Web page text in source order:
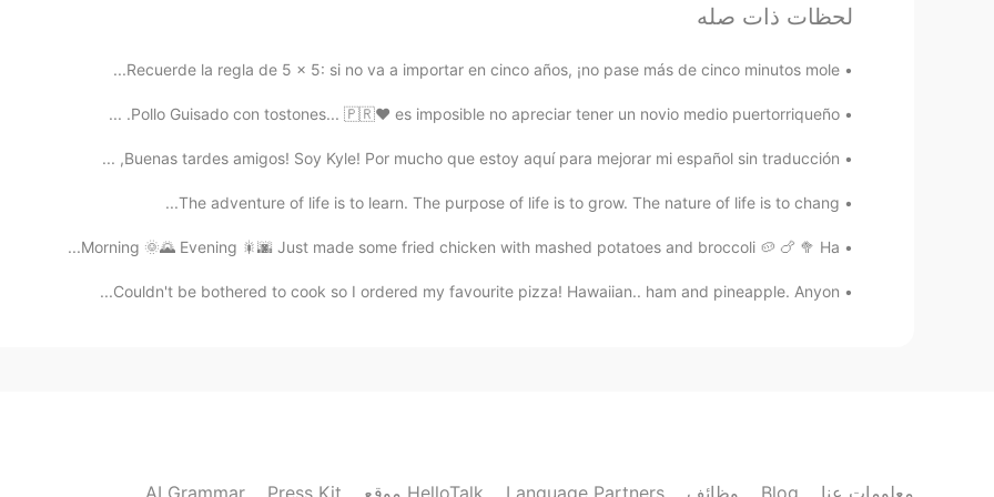
EN
ES
@Erika
Disfrútalo!
ES
EN
Increible!
Erika
2019.03.30 23:03
Beautifuul !
لحظات ذات صله
Recuerde la regla de 5 x 5: si no va a importar en cinco años, ¡no pase más de cinco minutos mole...
Pollo Guisado con tostones... 🇵🇷❤️ es imposible no apreciar tener un novio medio puertorriqueño. ...
Buenas tardes amigos! Soy Kyle! Por mucho que estoy aquí para mejorar mi español sin traducción, ...
The adventure of life is to learn. The purpose of life is to grow. The nature of life is to chang...
Morning 🌞🌄 Evening 🎇🌆 Just made some fried chicken with mashed potatoes and broccoli 🥔 🍗 🥦 Ha...
Couldn't be bothered to cook so I ordered my favourite pizza! Hawaiian.. ham and pineapple. Anyon...
AI Grammar Press Kit موقع HelloTalk Language Partners وظائف Blog معلومات عنا